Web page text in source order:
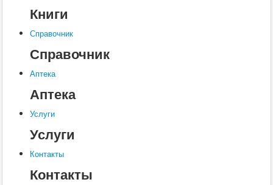
Контакты
Шкатулки
Книги
Справочник
Справочник
Аптека
Аптека
Услуги
Услуги
Контакты
Контакты